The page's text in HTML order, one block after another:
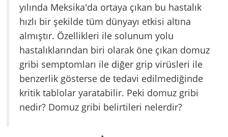
yılında Meksika'da ortaya çıkan bu hastalık
hızlı bir şekilde tüm dünyayı etkisi altına
almıştır. Özellikleri ile solunum yolu
hastalıklarından biri olarak öne çıkan domuz
gribi semptomları ile diğer grip virüsleri ile
benzerlik gösterse de tedavi edilmediğinde
kritik tablolar yaratabilir. Peki domuz gribi
nedir? Domuz gribi belirtileri nelerdir?